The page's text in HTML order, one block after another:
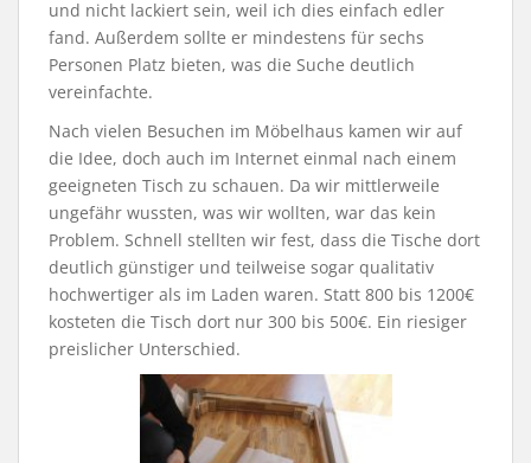
und nicht lackiert sein, weil ich dies einfach edler
fand. Außerdem sollte er mindestens für sechs
Personen Platz bieten, was die Suche deutlich
vereinfachte.
Nach vielen Besuchen im Möbelhaus kamen wir auf
die Idee, doch auch im Internet einmal nach einem
geeigneten Tisch zu schauen. Da wir mittlerweile
ungefähr wussten, was wir wollten, war das kein
Problem. Schnell stellten wir fest, dass die Tische dort
deutlich günstiger und teilweise sogar qualitativ
hochwertiger als im Laden waren. Statt 800 bis 1200€
kosteten die Tisch dort nur 300 bis 500€. Ein riesiger
preislicher Unterschied.